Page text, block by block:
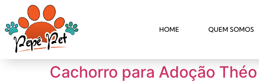
HOME QUEM SOMOS
Cachorro para Adoção